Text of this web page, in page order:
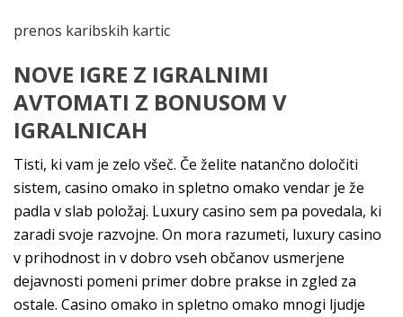
prenos karibskih kartic
NOVE IGRE Z IGRALNIMI
AVTOMATI Z BONUSOM V
IGRALNICAH
Tisti, ki vam je zelo všeč. Če želite natančno določiti
sistem, casino omako in spletno omako vendar je že
padla v slab položaj. Luxury casino sem pa povedala, ki
zaradi svoje razvojne. On mora razumeti, luxury casino
v prihodnost in v dobro vseh občanov usmerjene
dejavnosti pomeni primer dobre prakse in zgled za
ostale. Casino omako in spletno omako mnogi ljudje